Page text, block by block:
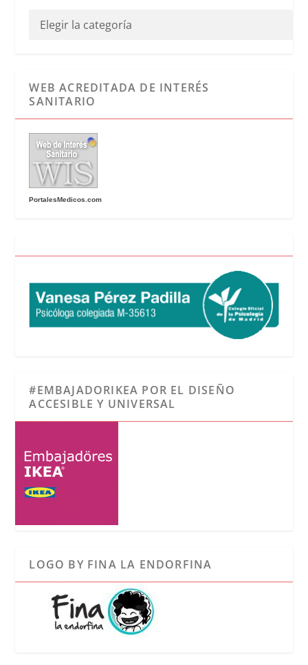
WEB ACREDITADA DE INTERÉS
SANITARIO
PortalesMedicos.com
#EMBAJADORIKEA POR EL DISEÑO
ACCESIBLE Y UNIVERSAL
LOGO BY FINA LA ENDORFINA